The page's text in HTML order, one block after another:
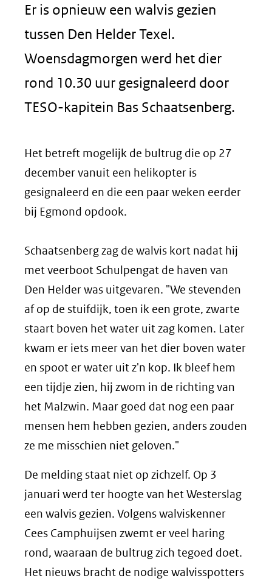
Er is opnieuw een walvis gezien
tussen Den Helder Texel.
Woensdagmorgen werd het dier
rond 10.30 uur gesignaleerd door
TESO-kapitein Bas Schaatsenberg.
Het betreft mogelijk de bultrug die op 27
december vanuit een helikopter is
gesignaleerd en die een paar weken eerder
bij Egmond opdook.
Schaatsenberg zag de walvis kort nadat hij
met veerboot Schulpengat de haven van
Den Helder was uitgevaren. "We stevenden
af op de stuifdijk, toen ik een grote, zwarte
staart boven het water uit zag komen. Later
kwam er iets meer van het dier boven water
en spoot er water uit z'n kop. Ik bleef hem
een tijdje zien, hij zwom in de richting van
het Malzwin. Maar goed dat nog een paar
mensen hem hebben gezien, anders zouden
ze me misschien niet geloven."
De melding staat niet op zichzelf. Op 3
januari werd ter hoogte van het Westerslag
een walvis gezien. Volgens walviskenner
Cees Camphuijsen zwemt er veel haring
rond, waaraan de bultrug zich tegoed doet.
Het nieuws bracht de nodige walvisspotters